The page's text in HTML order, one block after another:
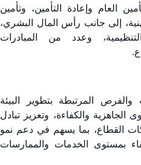
العام وإعادة التأمين، وتأمين
إلى جانب رأس المال البشري،
وعدد من المبادرات
والفرص المرتبطة بتطوير البيئة
الجاهزية والكفاءة، وتعزيز تبادل
القطاع، بما يسهم في دعم نمو
بمستوى الخدمات والممارسات